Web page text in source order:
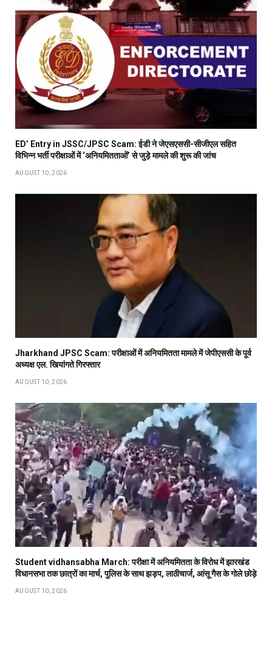
ED’ Entry in JSSC/JPSC Scam: ईडी ने जेएसएससी-सीजीएल सहित
विभिन्न भर्ती परीक्षाओं में ‘अनियमितताओं’ से जुड़े मामले की शुरू की जांच
AUGUST 10, 2026
Jharkhand JPSC Scam: परीक्षाओं में अनियमितता मामले में जेपीएससी के पूर्व
अध्यक्ष एल. खियांगते गिरफ्तार
AUGUST 10, 2026
Student vidhansabha March: परीक्षा में अनियमितता के विरोध में झारखंड
विधानसभा तक छात्रों का मार्च, पुलिस के साथ झड़प, लाठीचार्ज, आंसू गैस के गोले छोड़े
AUGUST 10, 2026